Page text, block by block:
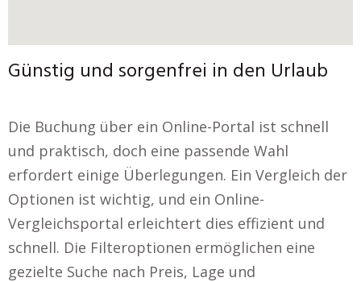
Günstig und sorgenfrei in den Urlaub
Die Buchung über ein Online-Portal ist schnell
und praktisch, doch eine passende Wahl
erfordert einige Überlegungen. Ein Vergleich der
Optionen ist wichtig, und ein Online-
Vergleichsportal erleichtert dies effizient und
schnell. Die Filteroptionen ermöglichen eine
gezielte Suche nach Preis, Lage und